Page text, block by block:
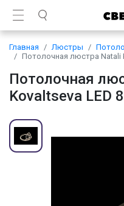
Главная Люстры
Потолочная люстра Natali
Потолочная
Kovaltseva LED